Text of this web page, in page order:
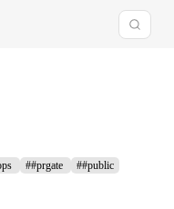
##prgate ##public